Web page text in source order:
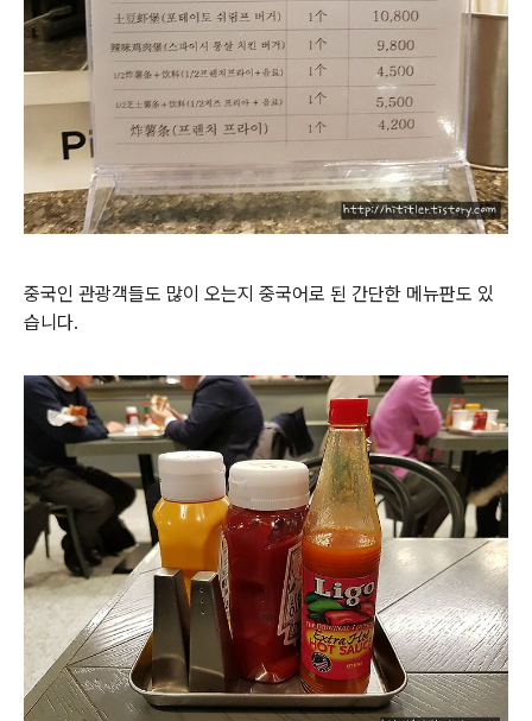
중국인 관광객들도 많이 오는지 중국어로 된 간단한 메뉴판도 있
습니다.